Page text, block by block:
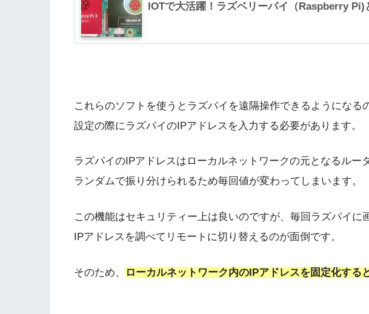
IOTで大活躍！ラズベリーパイ（Raspberry Pi)
これらのソフトを使うとラズパイを遠隔操作できるようになる
設定の際にラズパイのIPアドレスを入力する必要があります。
ラズパイのIPアドレスはローカルネットワークの元となるルー
ランダムで振り分けられるため毎回値が変わってしまいます。
この機能はセキュリティー上は良いのですが、毎回ラズパイに
IPアドレスを調べてリモートに切り替えるのが面倒です。
そのため、 ローカルネットワーク内のIPアドレスを固定化する